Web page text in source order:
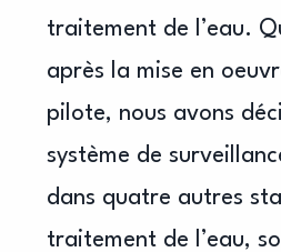
traitement de l’eau.
après la mise en
pilote, nous avons
système de
dans quatre autres
traitement de l’eau,